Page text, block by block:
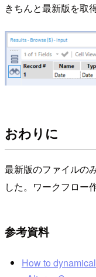
きちんと最新版を取
おわりに
最新版のファイルの
した。ワークフロー
参考資料
How to